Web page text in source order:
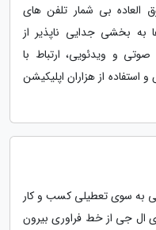
العاده بی شمار تلفن های
بخشی جدایی ناپذیر از
و ویدئویی، ارتباط با
از هزاران اپلیکیشن
به سوی تعطیلی کسب و کار
ال جی از خط فراوری بیرون